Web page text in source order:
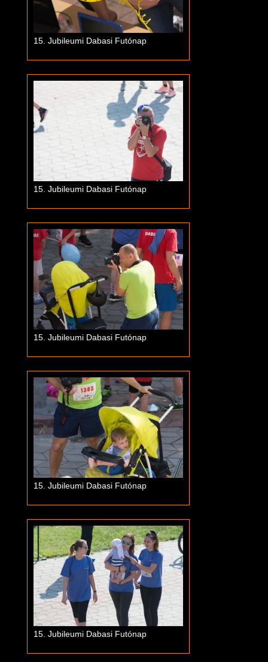
15. Jubileumi Dabasi Futónap
15. Jubileumi Dabasi Futónap
15. Jubileumi Dabasi Futónap
15. Jubileumi Dabasi Futónap
15. Jubileumi Dabasi Futónap